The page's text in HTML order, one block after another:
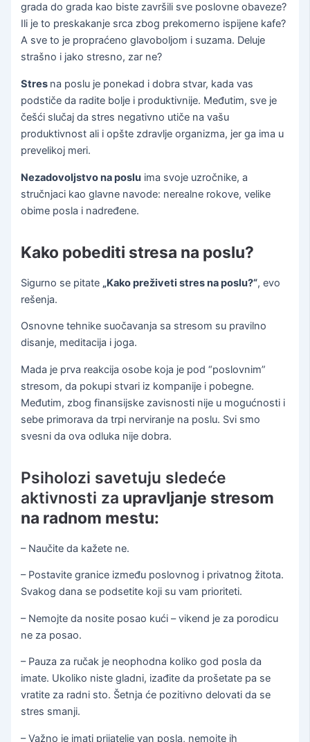
grada do grada kao biste završili sve poslovne obaveze?
Ili je to preskakanje srca zbog prekomerno ispijene kafe?
A sve to je propraćeno glavoboljom i suzama. Deluje
strašno i jako stresno, zar ne?
Stres na poslu je ponekad i dobra stvar, kada vas
podstiče da radite bolje i produktivnije. Međutim, sve je
češći slučaj da stres negativno utiče na vašu
produktivnost ali i opšte zdravlje organizma, jer ga ima u
prevelikoj meri.
Nezadovoljstvo na poslu ima svoje uzročnike, a
stručnjaci kao glavne navode: nerealne rokove, velike
obime posla i nadređene.
Kako pobediti stresa na poslu?
Sigurno se pitate „Kako preživeti stres na poslu?“, evo
rešenja.
Osnovne tehnike suočavanja sa stresom su pravilno
disanje, meditacija i joga.
Mada je prva reakcija osobe koja je pod “poslovnim”
stresom, da pokupi stvari iz kompanije i pobegne.
Međutim, zbog finansijske zavisnosti nije u mogućnosti i
sebe primorava da trpi nerviranje na poslu. Svi smo
svesni da ova odluka nije dobra.
Psiholozi savetuju sledeće
aktivnosti za upravljanje stresom
na radnom mestu:
– Naučite da kažete ne.
– Postavite granice između poslovnog i privatnog žitota.
Svakog dana se podsetite koji su vam prioriteti.
– Nemojte da nosite posao kući – vikend je za porodicu
ne za posao.
– Pauza za ručak je neophodna koliko god posla da
imate. Ukoliko niste gladni, izađite da prošetate pa se
vratite za radni sto. Šetnja će pozitivno delovati da se
stres smanji.
– Važno je imati prijatelje van posla, nemojte ih